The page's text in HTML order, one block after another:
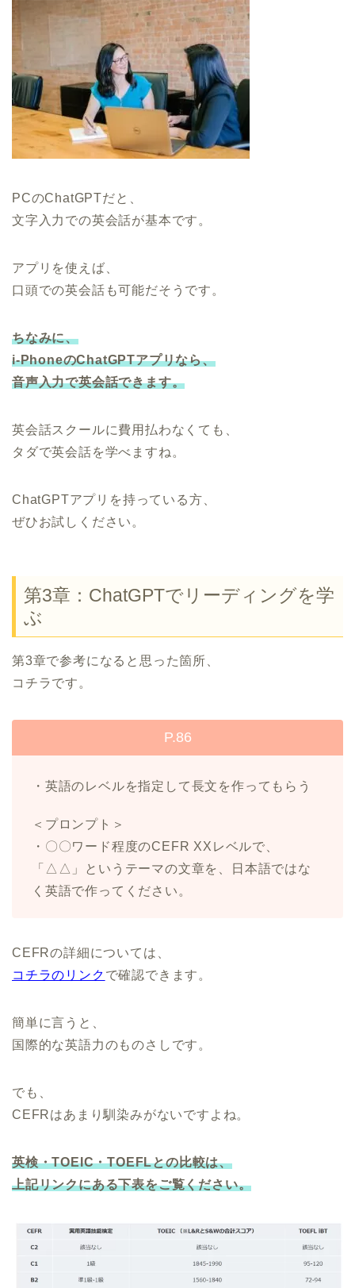
PCのChatGPTだと、
文字入力での英会話が基本です。
アプリを使えば、
口頭での英会話も可能だそうです。
ちなみに、
i-PhoneのChatGPTアプリなら、
音声入力で英会話できます。
英会話スクールに費用払わなくても、
タダで英会話を学べますね。
ChatGPTアプリを持っている方、
ぜひお試しください。
第3章：ChatGPTでリーディングを学
ぶ
第3章で参考になると思った箇所、
コチラです。
P.86
・英語のレベルを指定して長文を作ってもらう
＜プロンプト＞
・〇〇ワード程度のCEFR XXレベルで、
「△△」というテーマの文章を、日本語ではな
く英語で作ってください。
CEFRの詳細については、
コチラのリンク で確認できます。
簡単に言うと、
国際的な英語力のものさしです。
でも、
CEFRはあまり馴染みがないですよね。
英検・TOEIC・TOEFLとの比較は、
上記リンクにある下表をご覧ください。